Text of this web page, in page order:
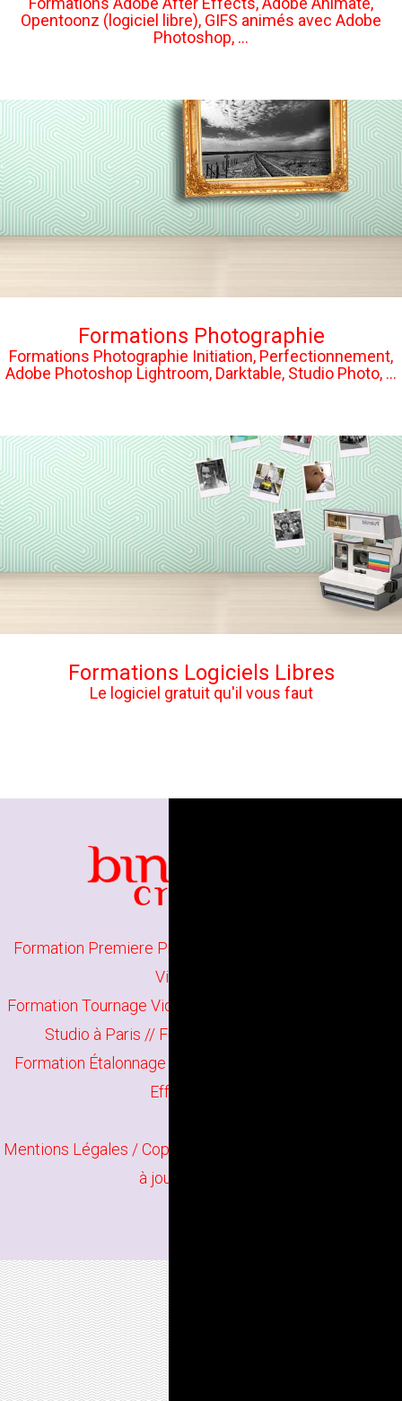
Opentoonz (logiciel libre), GIFS animés avec Adobe
Photoshop, ...
Formations Photographie
Formations Photographie Initiation, Perfectionnement,
Adobe Photoshop Lightroom, Darktable, Studio Photo, ...
Formations Logiciels Libres
Le logiciel gratuit qu'il vous faut
Formation Premiere Pro à Paris
Vidéo à Paris
Formation Tournage Vidéo à Paris
Studio à Paris // Formation Vegas Pro à Paris
Formation Étalonnage Vidéo à Paris
Effects à Paris
Mentions Légales / Copyright
à jour en juin 2026